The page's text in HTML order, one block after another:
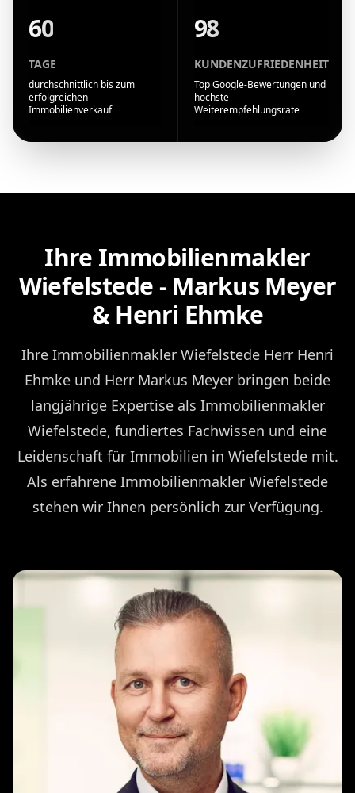
60
TAGE
durchschnittlich bis zum
erfolgreichen
Immobilienverkauf
98
KUNDENZUFRIEDENHEIT
Top Google-Bewertungen und
höchste
Weiterempfehlungsrate
Ihre Immobilienmakler
Wiefelstede - Markus Meyer
& Henri Ehmke
Ihre Immobilienmakler Wiefelstede Herr Henri
Ehmke und Herr Markus Meyer bringen beide
langjährige Expertise als Immobilienmakler
Wiefelstede, fundiertes Fachwissen und eine
Leidenschaft für Immobilien in Wiefelstede mit.
Als erfahrene Immobilienmakler Wiefelstede
stehen wir Ihnen persönlich zur Verfügung.